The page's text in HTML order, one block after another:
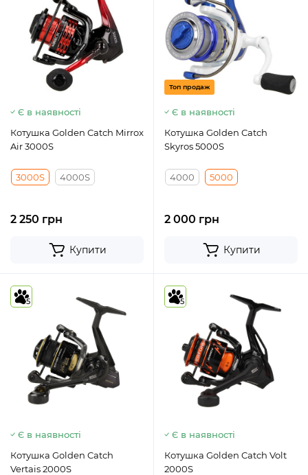
Є в наявності
Котушка Golden Catch Mirrox
Air 3000S
3000S 4000S
2 250 грн
Купити
Топ продаж
Є в наявності
Котушка Golden Catch
Skyros 5000S
4000 5000
2 000 грн
Купити
5
Є в наявності
Котушка Golden Catch
Vertais 2000S
5
Є в наявності
Котушка Golden Catch Volt
2000S